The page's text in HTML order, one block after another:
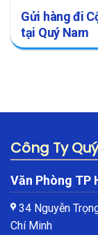
Gửi hàng đi
tại Quý Nam
Công Ty
Văn Phòng TP
34 Nguyễn
Chí Minh